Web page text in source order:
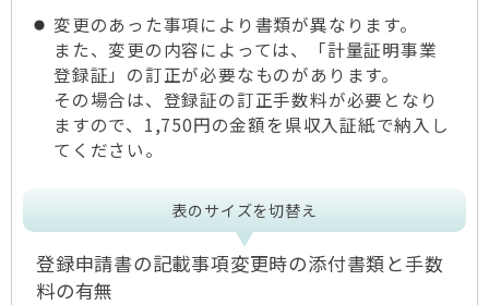
変更のあった事項により書類が異なります。
また、変更の内容によっては、「計量証明事業
登録証」の訂正が必要なものがあります。
その場合は、登録証の訂正手数料が必要となり
ますので、1,750円の金額を県収入証紙で納入し
てください。
表のサイズを切替え
登録申請書の記載事項変更時の添付書類と手数
料の有無